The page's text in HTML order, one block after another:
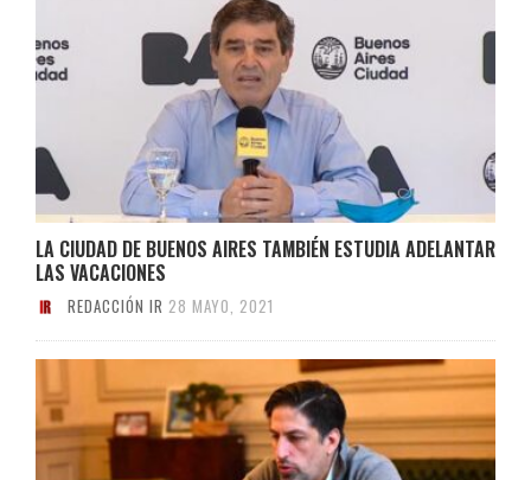
LA CIUDAD DE BUENOS AIRES TAMBIÉN ESTUDIA ADELANTAR
LAS VACACIONES
REDACCIÓN IR 28 MAYO, 2021